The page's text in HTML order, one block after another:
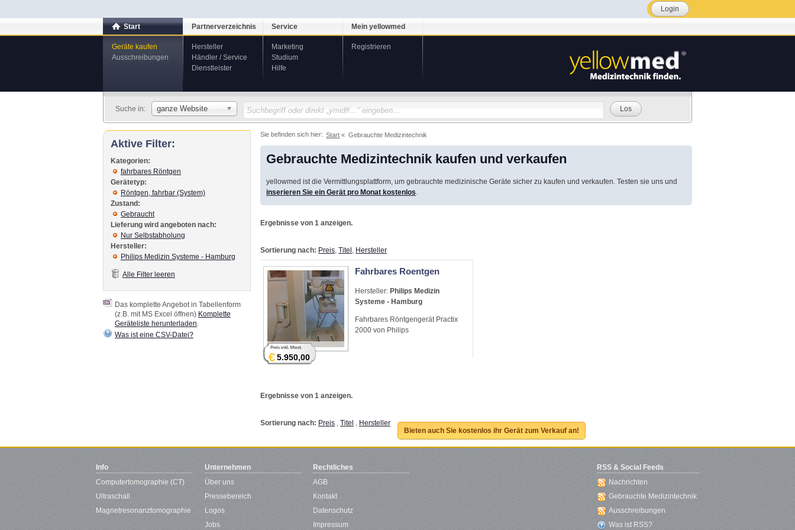
Login
Start
Geräte kaufen
Ausschreibungen
Partnerverzeichnis
Hersteller
Händler / Service
Dienstleister
Service
Marketing
Studium
Hilfe
Mein yellowmed
Registrieren
Suche in: ganze Website Los
Sie befinden sich hier: Start Gebrauchte Medizintechnik
Gebrauchte Medizintechnik kaufen und verkaufen
yellowmed ist die Vermittlungsplattform, um gebrauchte medizinische Geräte sicher zu kaufen und verkaufen. Testen sie uns und
inserieren Sie ein Gerät pro Monat kostenlos
Ergebnisse von 1 anzeigen.
Sortierung nach: Preis Titel Hersteller
Fahrbares Roentgen
Hersteller: Philips Medizin
Systeme - Hamburg
Fahrbares Röntgengerät Practix
2000 von Philips
€5.950,00
Ergebnisse von 1 anzeigen.
Sortierung nach: Preis , Titel , Hersteller
Bieten auch Sie kostenlos ihr Gerät zum Verkauf an!
Aktive Filter:
Kategorien:
fahrbares Röntgen
Gerätetyp:
Röntgen, fahrbar (System)
Zustand:
Gebraucht
Lieferung wird angeboten nach:
Nur Selbstabholung
Hersteller:
Philips Medizin Systeme - Hamburg
Alle Filter leeren
Das komplette Angebot in Tabellenform
(z.B. mit MS Excel öffnen) Komplette
Geräteliste herunterladen
Was ist eine CSV-Datei?
Info
Computertomographie (CT)
Ultraschall
Magnetresonanztomographie
Unternehmen
Über uns
Pressebereich
Logos
Jobs
Rechtliches
AGB
Kontakt
Datenschutz
Impressum
RSS & Social Feeds
Nachrichten
Gebrauchte Medizintechnik
Ausschreibungen
Was ist RSS?